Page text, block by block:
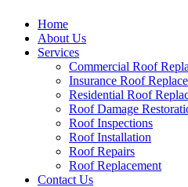
Home
About Us
Services
Commercial Roof
Insurance Roof
Residential Roof
Roof Damage
Roof Inspections
Roof Installation
Roof Repairs
Roof Replacement
Contact Us